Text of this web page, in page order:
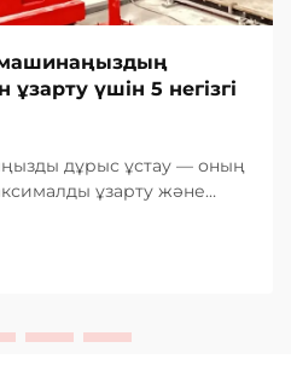
машинаңыздың
үшін 5 негізгі
дұрыс ұстау — оның
ұзарту және
шарт. Өнеркәсіптік